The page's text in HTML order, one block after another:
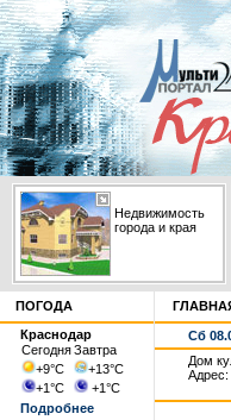
Недвижимость
города и края
ПОГОДА
Краснодар
СегодняЗавтра
+9°С +13°С
+1°С +1°С
Подробнее
Сб
Дом